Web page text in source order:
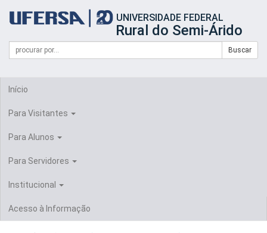
portal
UFERSA
UNIVERSIDADE FEDERAL
Rural do Semi-Árido
Formulário
Busca
Campo
de
Buscar
Início
Para Visitantes
Para Alunos
Para Servidores
Institucional
Acesso à Informação